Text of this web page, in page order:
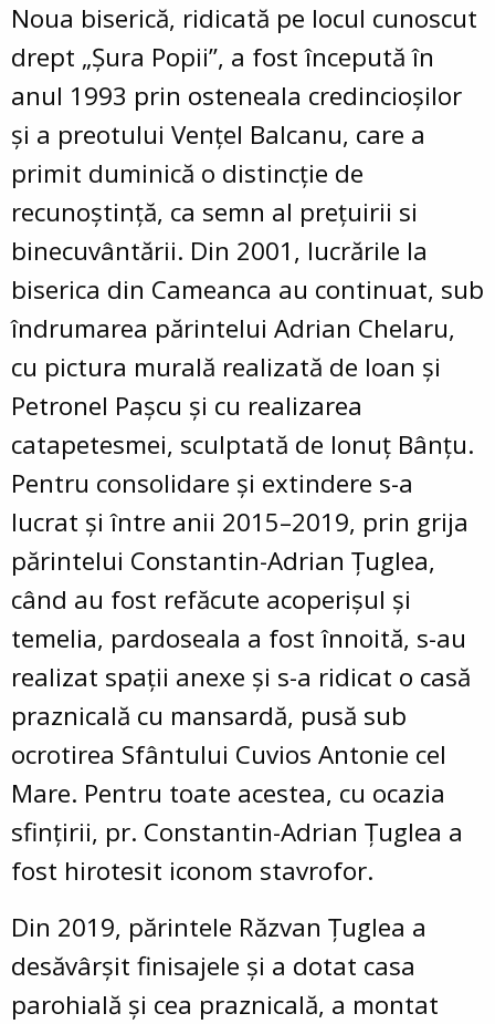
Noua biserică, ridicată pe locul cunoscut
drept „Șura Popii”, a fost începută în
anul 1993 prin osteneala credincioșilor
și a preotului Vențel Balcanu, care a
primit duminică o distincție de
recunoștință, ca semn al prețuirii si
binecuvântării. Din 2001, lucrările la
biserica din Cameanca au continuat, sub
îndrumarea părintelui Adrian Chelaru,
cu pictura murală realizată de Ioan și
Petronel Pașcu și cu realizarea
catapetesmei, sculptată de Ionuț Bânțu.
Pentru consolidare și extindere s-a
lucrat și între anii 2015–2019, prin grija
părintelui Constantin-Adrian Țuglea,
când au fost refăcute acoperișul și
temelia, pardoseala a fost înnoită, s-au
realizat spații anexe și s-a ridicat o casă
praznicală cu mansardă, pusă sub
ocrotirea Sfântului Cuvios Antonie cel
Mare. Pentru toate acestea, cu ocazia
sfințirii, pr. Constantin-Adrian Țuglea a
fost hirotesit iconom stavrofor.
Din 2019, părintele Răzvan Țuglea a
desăvârșit finisajele și a dotat casa
parohială și cea praznicală, a montat